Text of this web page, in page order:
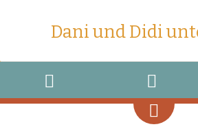
Dani und Didi
MENU
WIDGETS
SEARCH